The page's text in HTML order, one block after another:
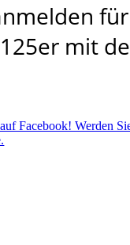
mit
Facebook! Werden